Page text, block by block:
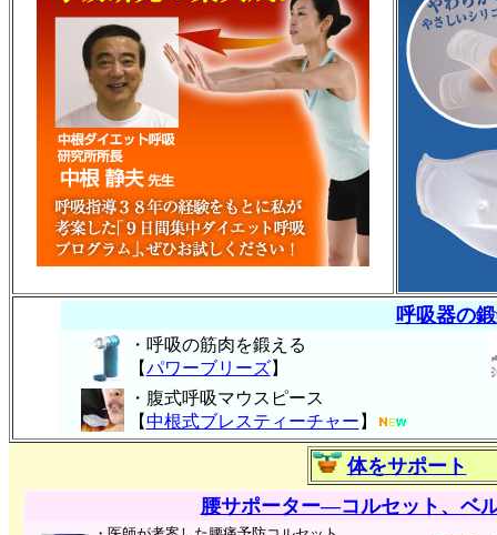
呼吸器の
・呼吸の筋肉を鍛える
【パワーブリーズ】
・腹式呼吸マウスピース
【中根式ブレスティーチャー 】
体をサポート
腰サポーター―コルセット、ベ